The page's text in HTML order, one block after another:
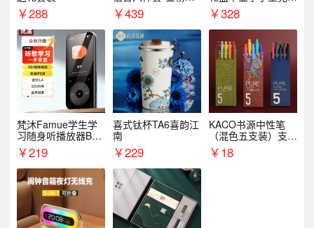
￥288
名
￥439
外出行备考装备礼品
￥328
梵沐Famue学生学
习随身听播放器BL1
5（64G）
￥219
喜式钛杯TA6喜韵江
南
￥229
KACO书源中性笔
（混色五支装）支持
logo定制
￥18